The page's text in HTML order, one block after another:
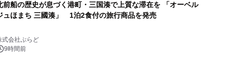
前船の歴史が息づく港町・三国湊で上質な滞在を 「オーベル
ュほまち 三國湊」 1泊2食付の旅行商品を発売
式会社ぷらど
9時間前